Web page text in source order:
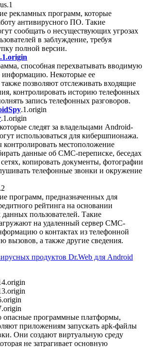
рекламных программ, которые
антивирусного ПО. Такие
сообщать о несуществующих угрозах
в заблуждение, требуя
полной версии.
способная перехватывать вводимую
информацию. Некоторые ее
позволяют отслеживать входящие
контролировать историю телефонных
запись телефонных разговоров.
.1.origin
.1.origin
следят за владельцами Android-
использоваться для кибершпионажа.
местоположение
данные об СМС-переписке, беседах
копировать документы, фотографии
телефонные звонки и окружение
.2
программ, предназначенных для
рейтинга на основании
пользователей. Такие
на удаленный сервер СМС-
о контактах из телефонной
вызовов, а также другие сведения.
опасные программные платформы,
приложениям запускать apk-файлы
Они создают виртуальную среду
не затрагивает основную